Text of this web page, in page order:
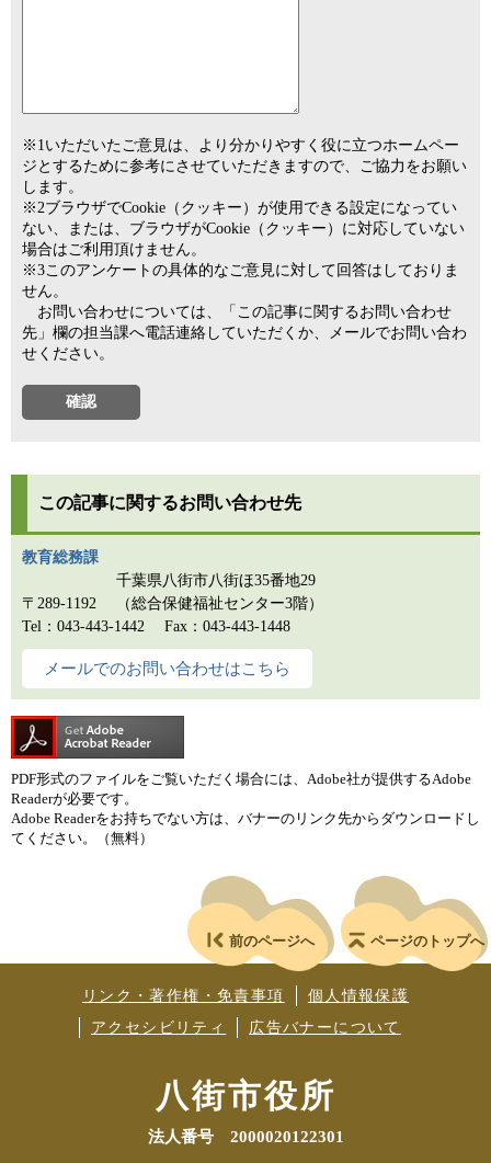
※1いただいたご意見は、より分かりやすく役に立つホームペー
ジとするために参考にさせていただきますので、ご協力をお願い
します。
※2ブラウザでCookie（クッキー）が使用できる設定になってい
ない、または、ブラウザがCookie（クッキー）に対応していない
場合はご利用頂けません。
※3このアンケートの具体的なご意見に対して回答はしておりま
せん。
お問い合わせについては、「この記事に関するお問い合わせ
先」欄の担当課へ電話連絡していただくか、メールでお問い合わ
せください。
この記事に関するお問い合わせ先
教育総務課
〒289-1192
千葉県八街市八街ほ35番地29
（総合保健福祉センター3階）
Tel：043-443-1442
Fax：043-443-1448
メールでのお問い合わせはこちら
PDF形式のファイルをご覧いただく場合には、Adobe社が提供するAdobe
Readerが必要です。
Adobe Readerをお持ちでない方は、バナーのリンク先からダウンロードし
てください。（無料）
前のページへ ページのトップへ
リンク・著作権・免責事項
個人情報保護
アクセシビリティ
広告バナーについて
八街市役所
法人番号 2000020122301